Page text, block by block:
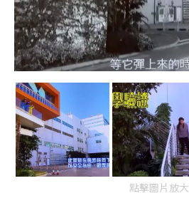
點擊圖片放大